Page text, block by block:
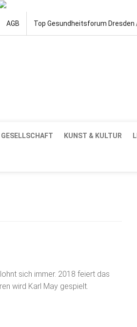
AGB Top Gesundheitsforum
GESELLSCHAFT KUNST & KULTUR
sich immer. 2018 feiert das
wird Karl May gespielt.